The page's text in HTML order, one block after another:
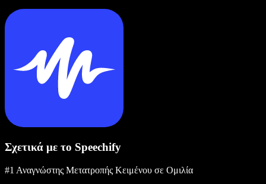
Σχετικά με το Speechify
#1 Αναγνώστης Μετατροπής Κειμένου σε Ομιλία